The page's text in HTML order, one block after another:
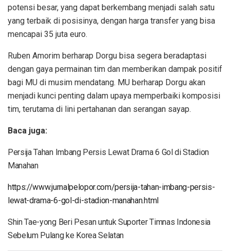
potensi besar, yang dapat berkembang menjadi salah satu
yang terbaik di posisinya, dengan harga transfer yang bisa
mencapai 35 juta euro.
Ruben Amorim berharap Dorgu bisa segera beradaptasi
dengan gaya permainan tim dan memberikan dampak positif
bagi MU di musim mendatang. MU berharap Dorgu akan
menjadi kunci penting dalam upaya memperbaiki komposisi
tim, terutama di lini pertahanan dan serangan sayap.
Baca juga:
Persija Tahan Imbang Persis Lewat Drama 6 Gol di Stadion
Manahan
https://www.jurnalpelopor.com/persija-tahan-imbang-persis-
lewat-drama-6-gol-di-stadion-manahan.html
Shin Tae-yong Beri Pesan untuk Suporter Timnas Indonesia
Sebelum Pulang ke Korea Selatan